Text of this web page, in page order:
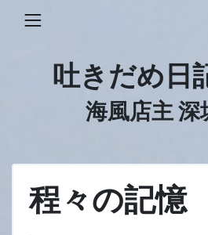
吐きだめ日
海風店主 深
程々の記憶